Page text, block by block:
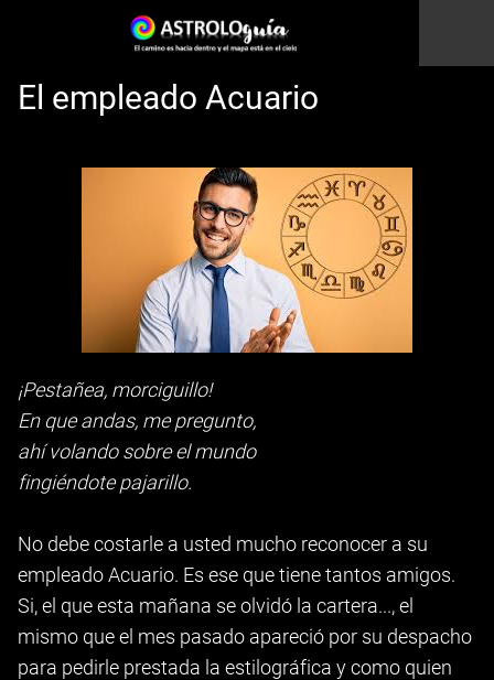
El empleado Acuario
¡Pestañea, morciguillo!
En que andas, me pregunto,
ahí volando sobre el mundo
fingiéndote pajarillo.
No debe costarle a usted mucho reconocer a su
empleado Acuario. Es ese que tiene tantos amigos.
Si, el que esta mañana se olvidó la cartera..., el
mismo que el mes pasado apareció por su despacho
para pedirle prestada la estilográfica y como quien